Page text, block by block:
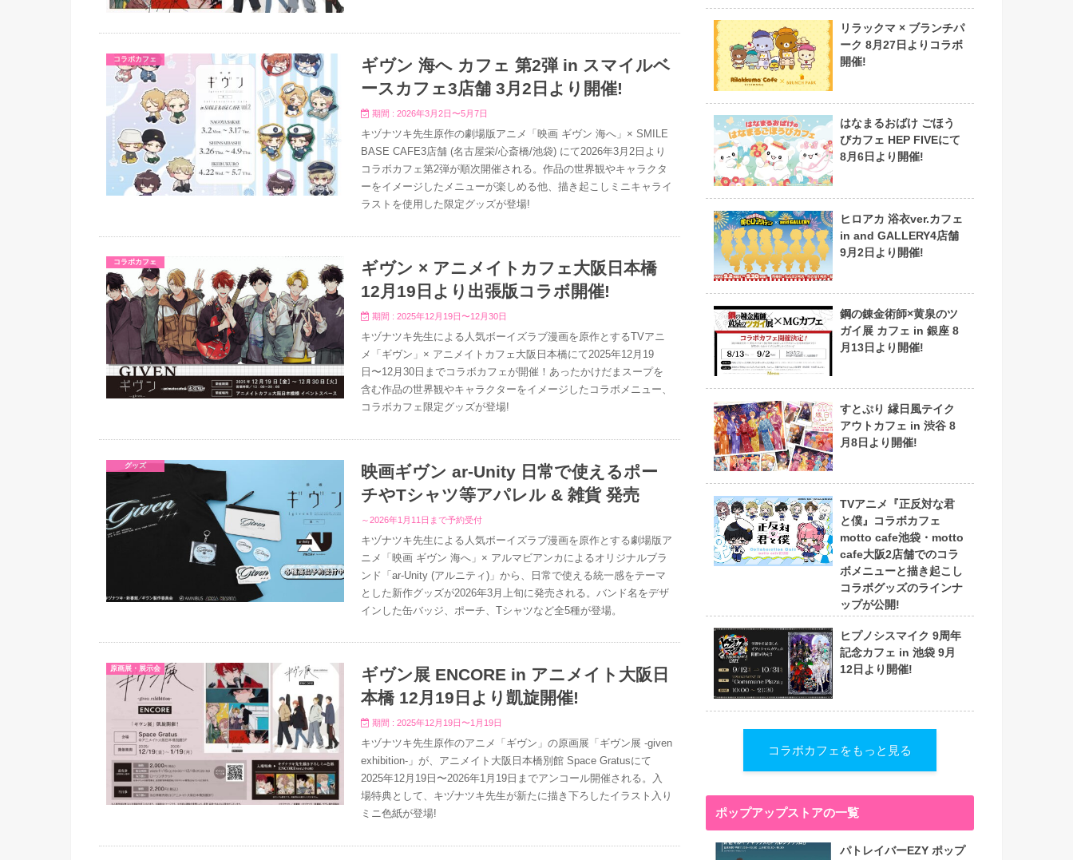
コラボカフェ
ギヴン 海へ カフェ 第2弾 in スマイルベ
ースカフェ3店舗 3月2日より開催!
期間 : 2026年3月2日〜5月7日
キヅナツキ先生原作の劇場版アニメ「映画 ギヴン 海へ」× SMILE
BASE CAFE3店舗 (名古屋栄/心斎橋/池袋) にて2026年3月2日より
コラボカフェ第2弾が順次開催される。作品の世界観やキャラクタ
ーをイメージしたメニューが楽しめる他、描き起こしミニキャライ
ラストを使用した限定グッズが登場!
コラボカフェ
ギヴン × アニメイトカフェ大阪日本橋
12月19日より出張版コラボ開催!
期間 : 2025年12月19日〜12月30日
キヅナツキ先生による人気ボーイズラブ漫画を原作とするTVアニ
メ「ギヴン」× アニメイトカフェ大阪日本橋にて2025年12月19
日〜12月30日までコラボカフェが開催！あったかけだまスープを
含む作品の世界観やキャラクターをイメージしたコラボメニュー、
コラボカフェ限定グッズが登場!
グッズ
映画ギヴン ar-Unity 日常で使えるポー
チやTシャツ等アパレル & 雑貨 発売
～2026年1月11日まで予約受付
キヅナツキ先生による人気ボーイズラブ漫画を原作とする劇場版ア
ニメ「映画 ギヴン 海へ」× アルマビアンカによるオリジナルブラ
ンド「ar-Unity (アルニティ)」から、日常で使える統一感をテーマ
とした新作グッズが2026年3月上旬に発売される。バンド名をデザ
インした缶バッジ、ポーチ、Tシャツなど全5種が登場。
原画展・展示会
ギヴン展 ENCORE in アニメイト大阪日
本橋 12月19日より凱旋開催!
期間 : 2025年12月19日〜1月19日
キヅナツキ先生原作のアニメ「ギヴン」の原画展「ギヴン展 -given
exhibition-」が、アニメイト大阪日本橋別館 Space Gratusにて
2025年12月19日〜2026年1月19日までアンコール開催される。入
場特典として、キヅナツキ先生が新たに描き下ろしたイラスト入り
ミニ色紙が登場!
リラックマ × ブランチパ
ーク 8月27日よりコラボ
開催!
はなまるおばけ ごほう
びカフェ HEP FIVEにて
8月6日より開催!
ヒロアカ 浴衣ver.カフェ
in and GALLERY4店舗
9月2日より開催!
鋼の錬金術師×黄泉のツ
ガイ展 カフェ in 銀座 8
月13日より開催!
すとぷり 縁日風テイク
アウトカフェ in 渋谷 8
月8日より開催!
TVアニメ『正反対な君
と僕』コラボカフェ
motto cafe池袋・motto
cafe大阪2店舗でのコラ
ボメニューと描き起こし
コラボグッズのラインナ
ップが公開!
ヒプノシスマイク 9周年
記念カフェ in 池袋 9月
12日より開催!
コラボカフェをもっと見る
ポップアップストアの一覧
パトレイバーEZY ポップ